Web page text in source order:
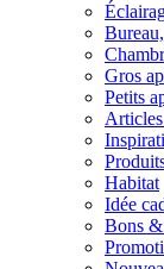
Gros
Petits
Habitat
Idée
Bons &